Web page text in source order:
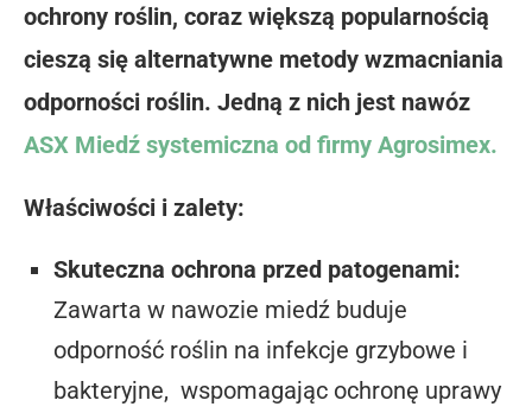
ochrony roślin, coraz większą popularnością
cieszą się alternatywne metody wzmacniania
odporności roślin. Jedną z nich jest nawóz
ASX Miedź systemiczna od firmy Agrosimex.
Właściwości i zalety:
Skuteczna ochrona przed patogenami:
Zawarta w nawozie miedź buduje
odporność roślin na infekcje grzybowe i
bakteryjne, wspomagając ochronę uprawy